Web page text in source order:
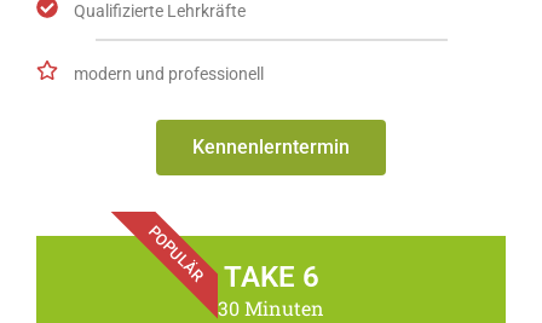
Qualifizierte Lehrkräfte
modern und professionell
Kennenlerntermin
POPULÄR TAKE 6
30 Minuten